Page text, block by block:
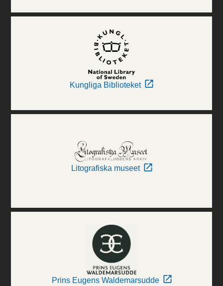
Kungliga Biblioteket
Litografiska museet
Prins Eugens Waldemarsudde